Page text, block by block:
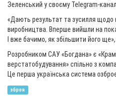
Зеленський у своєму Telegram-
«Дають результат та зусилля щодо
виробництва. Вперше вийшли на
І вже бачимо, як збільшити його
Розробником САУ «Богдана» є
верстатобудування» спільно з
Це перша українська система
зброя